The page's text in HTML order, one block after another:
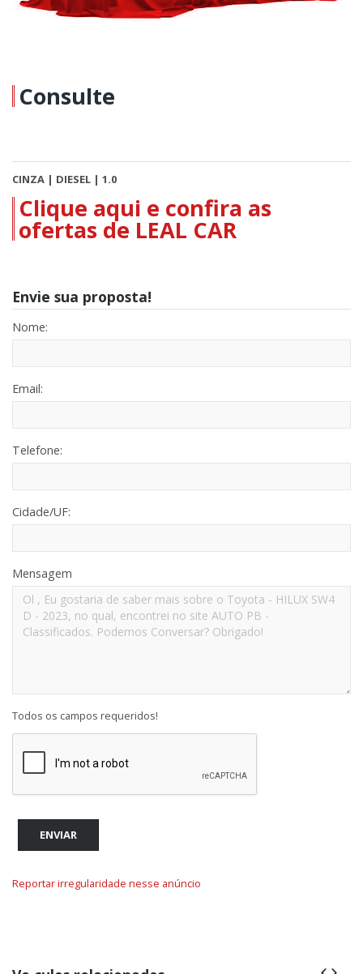
Consulte
CINZA | DIESEL | 1.0
Clique aqui e confira as
ofertas de LEAL CAR
Envie sua proposta!
Nome:
Email:
Telefone:
Cidade/UF:
Mensagem
Todos os campos requeridos!
ENVIAR
Reportar irregularidade nesse anúncio